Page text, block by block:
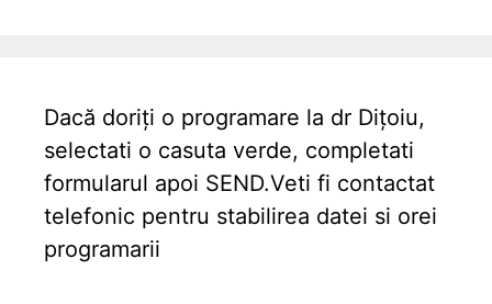
Dacă doriți o programare la dr Dițoiu,
selectati o casuta verde, completati
formularul apoi SEND.Veti fi contactat
telefonic pentru stabilirea datei si orei
programarii